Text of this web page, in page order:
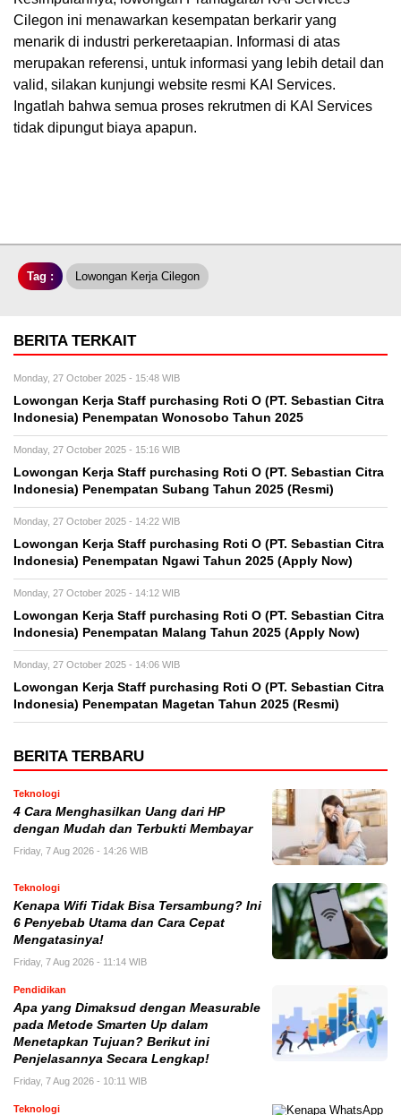
Cilegon ini menawarkan kesempatan berkarir yang
menarik di industri perkeretaapian. Informasi di atas
merupakan referensi, untuk informasi yang lebih detail dan
valid, silakan kunjungi website resmi KAI Services.
Ingatlah bahwa semua proses rekrutmen di KAI Services
tidak dipungut biaya apapun.
Tag : Lowongan Kerja Cilegon
BERITA TERKAIT
Monday, 27 October 2025 - 15:48 WIB
Lowongan Kerja Staff purchasing Roti O (PT. Sebastian Citra
Indonesia) Penempatan Wonosobo Tahun 2025
Monday, 27 October 2025 - 15:16 WIB
Lowongan Kerja Staff purchasing Roti O (PT. Sebastian Citra
Indonesia) Penempatan Subang Tahun 2025 (Resmi)
Monday, 27 October 2025 - 14:22 WIB
Lowongan Kerja Staff purchasing Roti O (PT. Sebastian Citra
Indonesia) Penempatan Ngawi Tahun 2025 (Apply Now)
Monday, 27 October 2025 - 14:12 WIB
Lowongan Kerja Staff purchasing Roti O (PT. Sebastian Citra
Indonesia) Penempatan Malang Tahun 2025 (Apply Now)
Monday, 27 October 2025 - 14:06 WIB
Lowongan Kerja Staff purchasing Roti O (PT. Sebastian Citra
Indonesia) Penempatan Magetan Tahun 2025 (Resmi)
BERITA TERBARU
Teknologi
4 Cara Menghasilkan Uang dari HP
dengan Mudah dan Terbukti Membayar
Friday, 7 Aug 2026 - 14:26 WIB
Teknologi
Kenapa Wifi Tidak Bisa Tersambung? Ini
6 Penyebab Utama dan Cara Cepat
Mengatasinya!
Friday, 7 Aug 2026 - 11:14 WIB
Pendidikan
Apa yang Dimaksud dengan Measurable
pada Metode Smarten Up dalam
Menetapkan Tujuan? Berikut ini
Penjelasannya Secara Lengkap!
Friday, 7 Aug 2026 - 10:11 WIB
Teknologi